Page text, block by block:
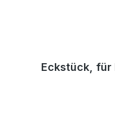
Eckstück, für